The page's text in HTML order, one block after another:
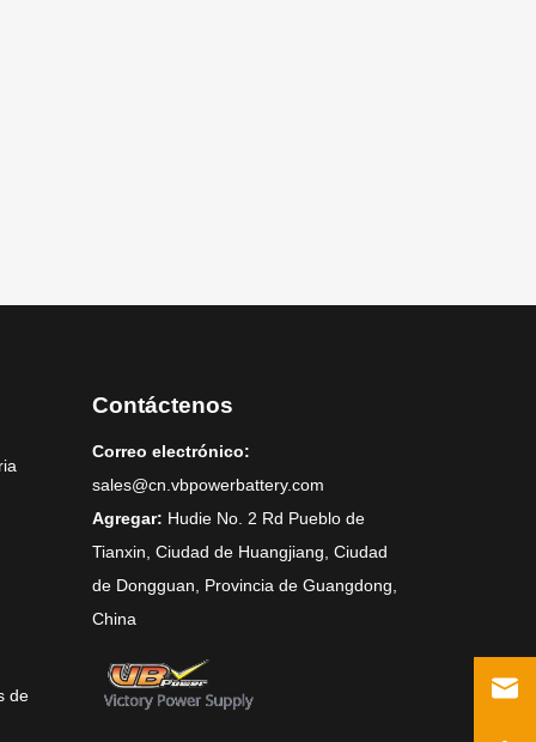
de
Contáctenos
Correo electrónico:
sales@cn.vbpowerbattery.com
Agregar: Hudie No. 2 Rd Pueblo de
Tianxin, Ciudad de Huangjiang, Ciudad
de Dongguan, Provincia de Guangdong,
China